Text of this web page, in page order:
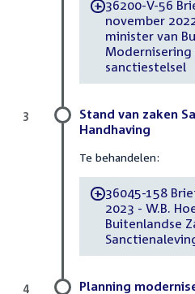
-36200-V-56
november
minister van
Modernisering
sanctiestelsel
Stand van zaken
Handhaving
Te behandelen:
-36045-158
2023 - W.B.
Buitenlandse
3
Planning
4